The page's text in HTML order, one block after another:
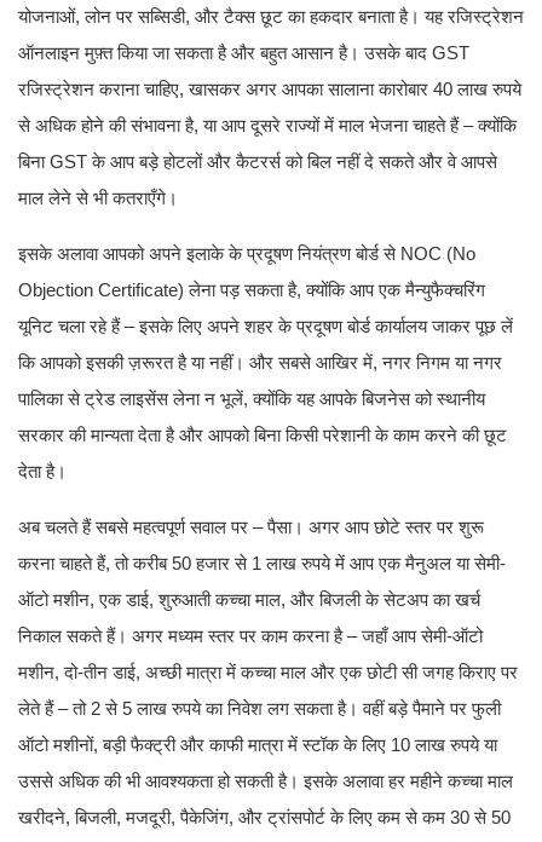
योजनाओं, लोन पर सब्सिडी, और टैक्स छूट का हकदार बनाता है। यह रजिस्ट्रेशन
ऑनलाइन मुफ़्त किया जा सकता है और बहुत आसान है। उसके बाद GST
रजिस्ट्रेशन कराना चाहिए, खासकर अगर आपका सालाना कारोबार 40 लाख रुपये
से अधिक होने की संभावना है, या आप दूसरे राज्यों में माल भेजना चाहते हैं – क्योंकि
बिना GST के आप बड़े होटलों और कैटरर्स को बिल नहीं दे सकते और वे आपसे
माल लेने से भी कतराएँगे।
इसके अलावा आपको अपने इलाके के प्रदूषण नियंत्रण बोर्ड से NOC (No
Objection Certificate) लेना पड़ सकता है, क्योंकि आप एक मैन्युफैक्चरिंग
यूनिट चला रहे हैं – इसके लिए अपने शहर के प्रदूषण बोर्ड कार्यालय जाकर पूछ लें
कि आपको इसकी ज़रूरत है या नहीं। और सबसे आखिर में, नगर निगम या नगर
पालिका से ट्रेड लाइसेंस लेना न भूलें, क्योंकि यह आपके बिजनेस को स्थानीय
सरकार की मान्यता देता है और आपको बिना किसी परेशानी के काम करने की छूट
देता है।
अब चलते हैं सबसे महत्वपूर्ण सवाल पर – पैसा। अगर आप छोटे स्तर पर शुरू
करना चाहते हैं, तो करीब 50 हजार से 1 लाख रुपये में आप एक मैनुअल या सेमी-
ऑटो मशीन, एक डाई, शुरुआती कच्चा माल, और बिजली के सेटअप का खर्च
निकाल सकते हैं। अगर मध्यम स्तर पर काम करना है – जहाँ आप सेमी-ऑटो
मशीन, दो-तीन डाई, अच्छी मात्रा में कच्चा माल और एक छोटी सी जगह किराए पर
लेते हैं – तो 2 से 5 लाख रुपये का निवेश लग सकता है। वहीं बड़े पैमाने पर फुली
ऑटो मशीनों, बड़ी फैक्ट्री और काफी मात्रा में स्टॉक के लिए 10 लाख रुपये या
उससे अधिक की भी आवश्यकता हो सकती है। इसके अलावा हर महीने कच्चा माल
खरीदने, बिजली, मजदूरी, पैकेजिंग, और ट्रांसपोर्ट के लिए कम से कम 30 से 50